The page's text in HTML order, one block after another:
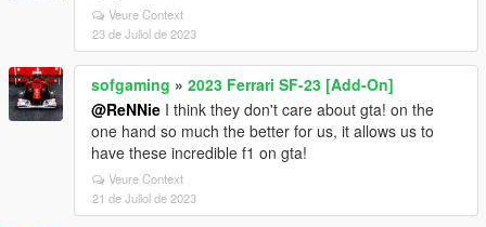
Veure Context
23 de Juliol de 2023
sofgaming » 2023 Ferrari SF-23 [Add-On]
@ReNNie I think they don't care about gta! on the
one hand so much the better for us, it allows us to
have these incredible f1 on gta!
Veure Context
21 de Juliol de 2023